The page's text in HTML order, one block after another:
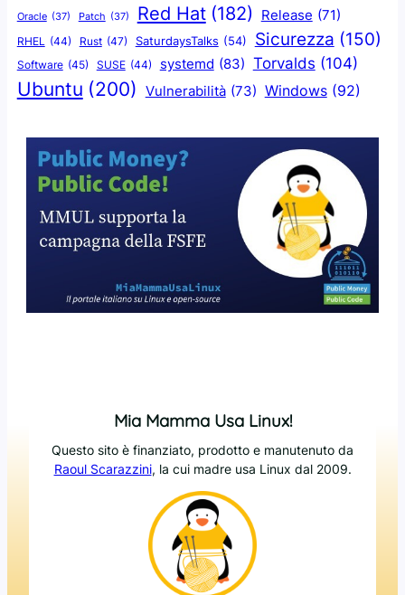
Oracle (37) Patch (37) Red Hat (182) Release (71)
RHEL (44) Rust (47) SaturdaysTalks (54) Sicurezza (150)
Software (45) SUSE (44) systemd (83) Torvalds (104)
Ubuntu (200) Vulnerabilità (73) Windows (92)
Mia Mamma Usa Linux!
Questo sito è finanziato, prodotto e manutenuto da
Raoul Scarazzini, la cui madre usa Linux dal 2009.